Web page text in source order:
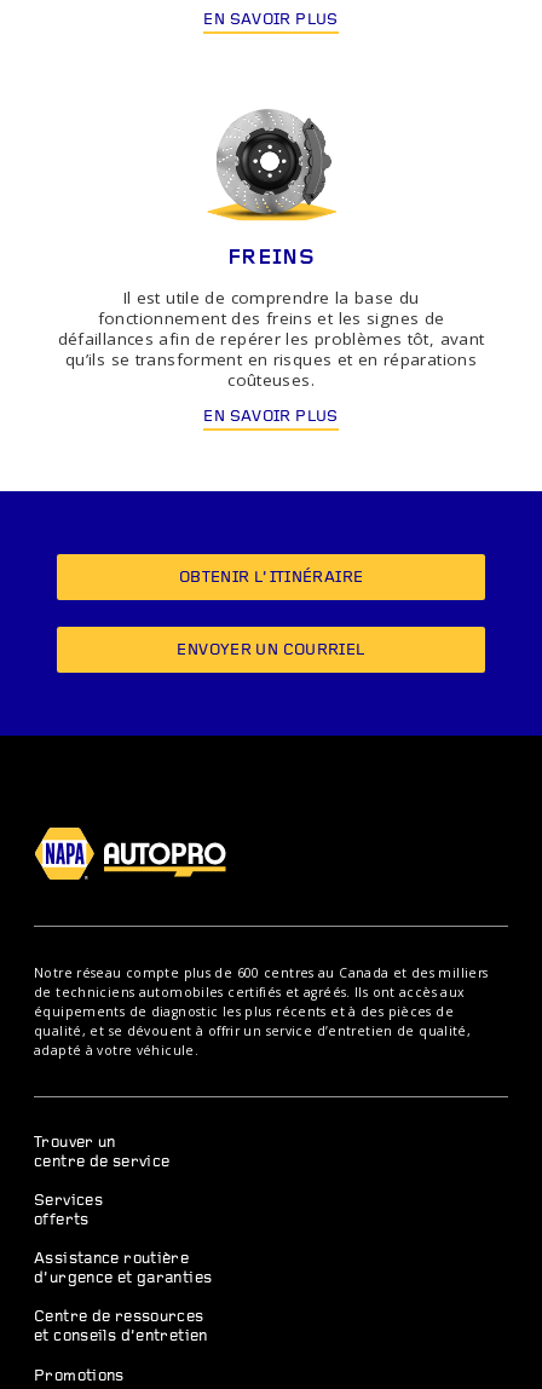
EN SAVOIR PLUS
FREINS
Il est utile de comprendre la base du
fonctionnement des freins et les signes de
défaillances afin de repérer les problèmes tôt, avant
qu’ils se transforment en risques et en réparations
coûteuses.
EN SAVOIR PLUS
OBTENIR L’ITINÉRAIRE
ENVOYER UN COURRIEL
Notre réseau compte plus de 600 centres au Canada et des milliers
de techniciens automobiles certifiés et agréés. Ils ont accès aux
équipements de diagnostic les plus récents et à des pièces de
qualité, et se dévouent à offrir un service d’entretien de qualité,
adapté à votre véhicule.
Trouver un
centre de service
Services
offerts
Assistance routière
d’urgence et garanties
Centre de ressources
et conseils d’entretien
Promotions